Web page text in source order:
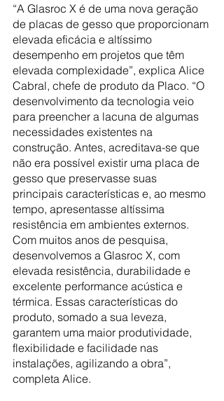
“A Glasroc X é de uma nova geração
de placas de gesso que proporcionam
elevada eficácia e altíssimo
desempenho em projetos que têm
elevada complexidade”, explica Alice
Cabral, chefe de produto da Placo. “O
desenvolvimento da tecnologia veio
para preencher a lacuna de algumas
necessidades existentes na
construção. Antes, acreditava-se que
não era possível existir uma placa de
gesso que preservasse suas
principais características e, ao mesmo
tempo, apresentasse altíssima
resistência em ambientes externos.
Com muitos anos de pesquisa,
desenvolvemos a Glasroc X, com
elevada resistência, durabilidade e
excelente performance acústica e
térmica. Essas características do
produto, somado a sua leveza,
garantem uma maior produtividade,
flexibilidade e facilidade nas
instalações, agilizando a obra”,
completa Alice.